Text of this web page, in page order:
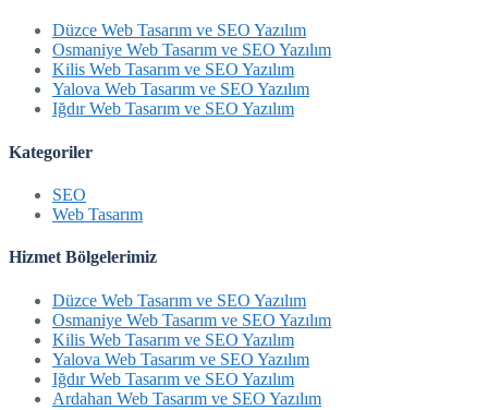
Düzce Web Tasarım ve SEO Yazılım
Osmaniye Web Tasarım ve SEO Yazılım
Kilis Web Tasarım ve SEO Yazılım
Yalova Web Tasarım ve SEO Yazılım
Iğdır Web Tasarım ve SEO Yazılım
Kategoriler
SEO
Web Tasarım
Hizmet Bölgelerimiz
Düzce Web Tasarım ve SEO Yazılım
Osmaniye Web Tasarım ve SEO Yazılım
Kilis Web Tasarım ve SEO Yazılım
Yalova Web Tasarım ve SEO Yazılım
Iğdır Web Tasarım ve SEO Yazılım
Ardahan Web Tasarım ve SEO Yazılım